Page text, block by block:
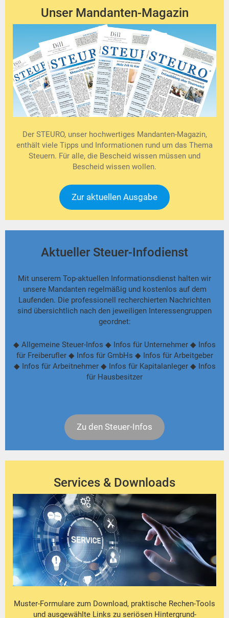
Unser Mandanten-Magazin
Der STEURO, unser hochwertiges Mandanten-Magazin,
enthält viele Tipps und Informationen rund um das Thema
Steuern. Für alle, die Bescheid wissen müssen und
Bescheid wissen wollen.
Zur aktuellen Ausgabe
Aktueller Steuer-Infodienst
Mit unserem Top-aktuellen Informationsdienst halten wir
unsere Mandanten regelmäßig und kostenlos auf dem
Laufenden. Die professionell recherchierten Nachrichten
sind übersichtlich nach den jeweiligen Interessengruppen
geordnet:
◆ Allgemeine Steuer-Infos ◆ Infos für Unternehmer ◆ Infos
für Freiberufler ◆ Infos für GmbHs ◆ Infos für Arbeitgeber
◆ Infos für Arbeitnehmer ◆ Infos für Kapitalanleger ◆ Infos
für Hausbesitzer
Zu den Steuer-Infos
Services & Downloads
Muster-Formulare zum Download, praktische Rechen-Tools
und ausgewählte Links zu seriösen Hintergrund-